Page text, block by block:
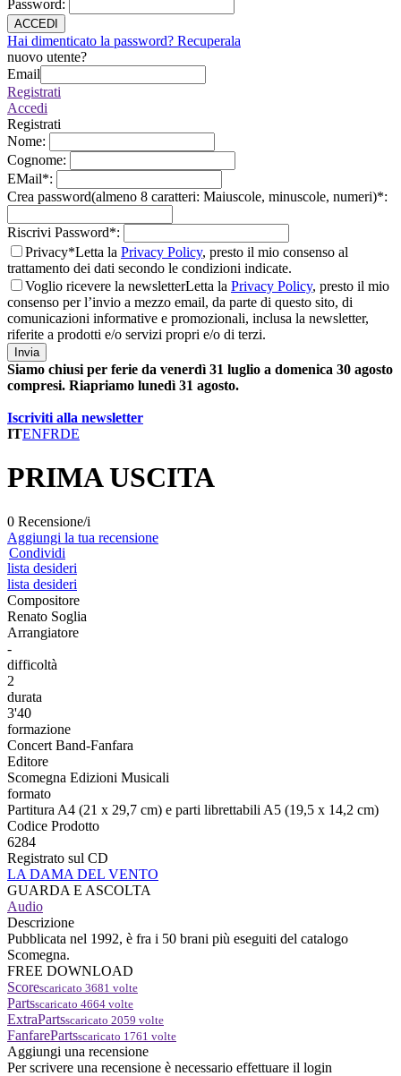
Password:
ACCEDI
Hai dimenticato la password? Recuperala
nuovo utente?
Email
Registrati
Accedi
Registrati
Nome:
Cognome:
EMail*:
Crea password(almeno 8 caratteri: Maiuscole, minuscole, numeri)*:
Riscrivi Password*:
Privacy*Letta la Privacy Policy, presto il mio consenso al
trattamento dei dati secondo le condizioni indicate.
Voglio ricevere la newsletterLetta la Privacy Policy, presto il mio
consenso per l’invio a mezzo email, da parte di questo sito, di
comunicazioni informative e promozionali, inclusa la newsletter,
riferite a prodotti e/o servizi propri e/o di terzi.
Invia
Siamo chiusi per ferie da venerdì 31 luglio a domenica 30 agosto
compresi. Riapriamo lunedì 31 agosto.
Iscriviti alla newsletter
ITENFRDE
PRIMA USCITA
0 Recensione/i
Aggiungi la tua recensione
Condividi
lista desideri
lista desideri
Compositore
Renato Soglia
Arrangiatore
-
difficoltà
2
durata
3'40
formazione
Concert Band-Fanfara
Editore
Scomegna Edizioni Musicali
formato
Partitura A4 (21 x 29,7 cm) e parti librettabili A5 (19,5 x 14,2 cm)
Codice Prodotto
6284
Registrato sul CD
LA DAMA DEL VENTO
GUARDA E ASCOLTA
Audio
Descrizione
Pubblicata nel 1992, è fra i 50 brani più eseguiti del catalogo
Scomegna.
FREE DOWNLOAD
Scorescaricato 3681 volte
Partsscaricato 4664 volte
ExtraPartsscaricato 2059 volte
FanfarePartsscaricato 1761 volte
Aggiungi una recensione
Per scrivere una recensione è necessario effettuare il login